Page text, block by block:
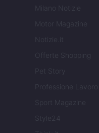
Milano Notizie
Motor Magazine
Notizie.it
Offerte Shopping
Pet Story
Professione Lavoro
Sport Magazine
Style24